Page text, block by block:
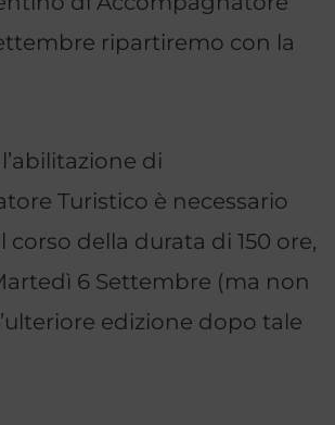
ripartiremo con la
di
Turistico è necessario
della durata di 150 ore,
6 Settembre (ma non
edizione dopo tale